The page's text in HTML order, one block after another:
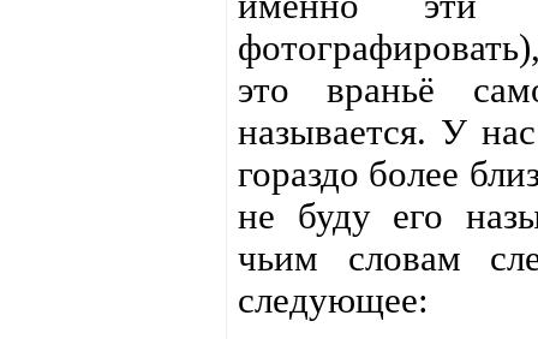
это враньё
называется. У
гораздо более
не буду его
чьим словам
следующее: